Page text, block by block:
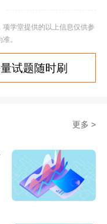
学堂提供的以上信息仅供参
。
试题随时刷
更多 >